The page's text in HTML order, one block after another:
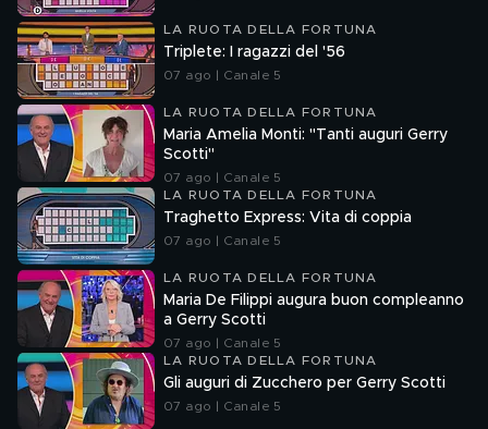
LA RUOTA DELLA FORTUNA
Triplete: I ragazzi del '56
07 ago | Canale 5
LA RUOTA DELLA FORTUNA
Maria Amelia Monti: "Tanti auguri Gerry
Scotti"
07 ago | Canale 5
LA RUOTA DELLA FORTUNA
Traghetto Express: Vita di coppia
07 ago | Canale 5
LA RUOTA DELLA FORTUNA
Maria De Filippi augura buon compleanno
a Gerry Scotti
07 ago | Canale 5
LA RUOTA DELLA FORTUNA
Gli auguri di Zucchero per Gerry Scotti
07 ago | Canale 5